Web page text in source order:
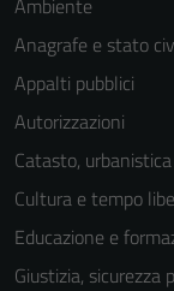
Ambiente
Anagrafe e stato
Appalti pubblici
Autorizzazioni
Catasto,
Cultura e tempo
Educazione e
Giustizia, sicurezza